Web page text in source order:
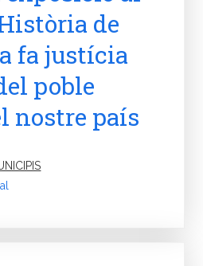
de
fa justícia
poble
nostre país